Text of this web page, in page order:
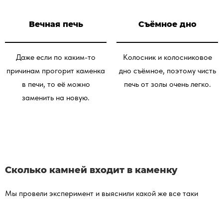
Вечная печь
Даже если по каким-то
причинам прогорит каменка
в печи, то её можно
заменить на новую.
Съёмное дно
Колосник и колосниковое
дно съёмное, поэтому чисть
печь от золы очень легко.
Сколько камней входит в каменку
Мы провели эксперимент и выяснили какой же все таки